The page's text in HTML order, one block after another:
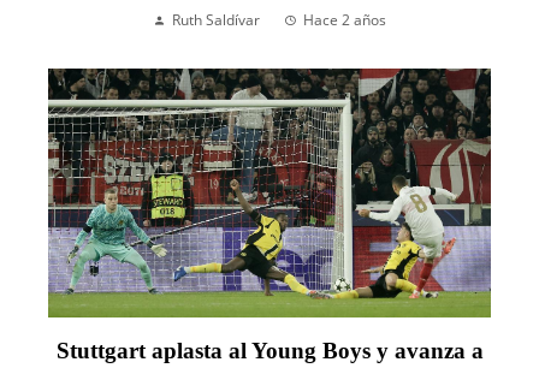
Ruth Saldívar Hace 2 años
Stuttgart aplasta al Young Boys y avanza a